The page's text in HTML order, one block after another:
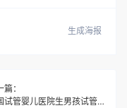
生成海报
：
泰国试管婴儿医院生男孩试管婴儿过程中，如何保护夫妻双方的隐私和个人信息？